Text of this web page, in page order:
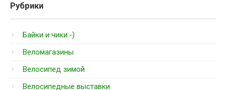
Рубрики
Байки и чики:-)
Веломагазины
Велосипед зимой
Велосипедные выставки